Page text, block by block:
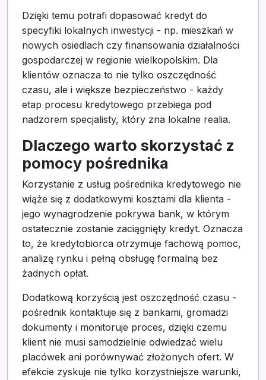
Dzięki temu potrafi dopasować kredyt do
specyfiki lokalnych inwestycji - np. mieszkań w
nowych osiedlach czy finansowania działalności
gospodarczej w regionie wielkopolskim. Dla
klientów oznacza to nie tylko oszczędność
czasu, ale i większe bezpieczeństwo - każdy
etap procesu kredytowego przebiega pod
nadzorem specjalisty, który zna lokalne realia.
Dlaczego warto skorzystać z
pomocy pośrednika
Korzystanie z usług pośrednika kredytowego nie
wiąże się z dodatkowymi kosztami dla klienta -
jego wynagrodzenie pokrywa bank, w którym
ostatecznie zostanie zaciągnięty kredyt. Oznacza
to, że kredytobiorca otrzymuje fachową pomoc,
analizę rynku i pełną obsługę formalną bez
żadnych opłat.
Dodatkową korzyścią jest oszczędność czasu -
pośrednik kontaktuje się z bankami, gromadzi
dokumenty i monitoruje proces, dzięki czemu
klient nie musi samodzielnie odwiedzać wielu
placówek ani porównywać złożonych ofert. W
efekcie zyskuje nie tylko korzystniejsze warunki,